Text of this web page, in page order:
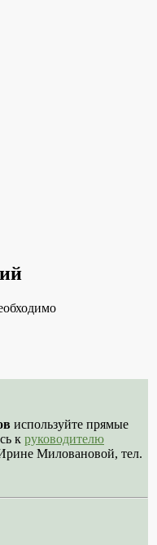
используйте прямые
к руководителю
Миловановой, тел.